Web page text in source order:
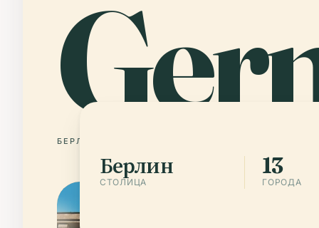
БЕРЛИН
Берлин
СТОЛИЦА
13
ГОРОДА